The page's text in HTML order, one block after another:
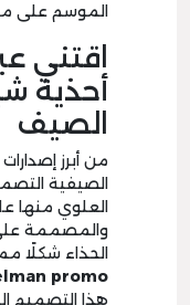
الموسم على
اقتني
أحذية
الصيف
من أبرز
الصيفية
العلوي منها
والمصممة
الحذاء شكلًا
promo
هذا التصميم